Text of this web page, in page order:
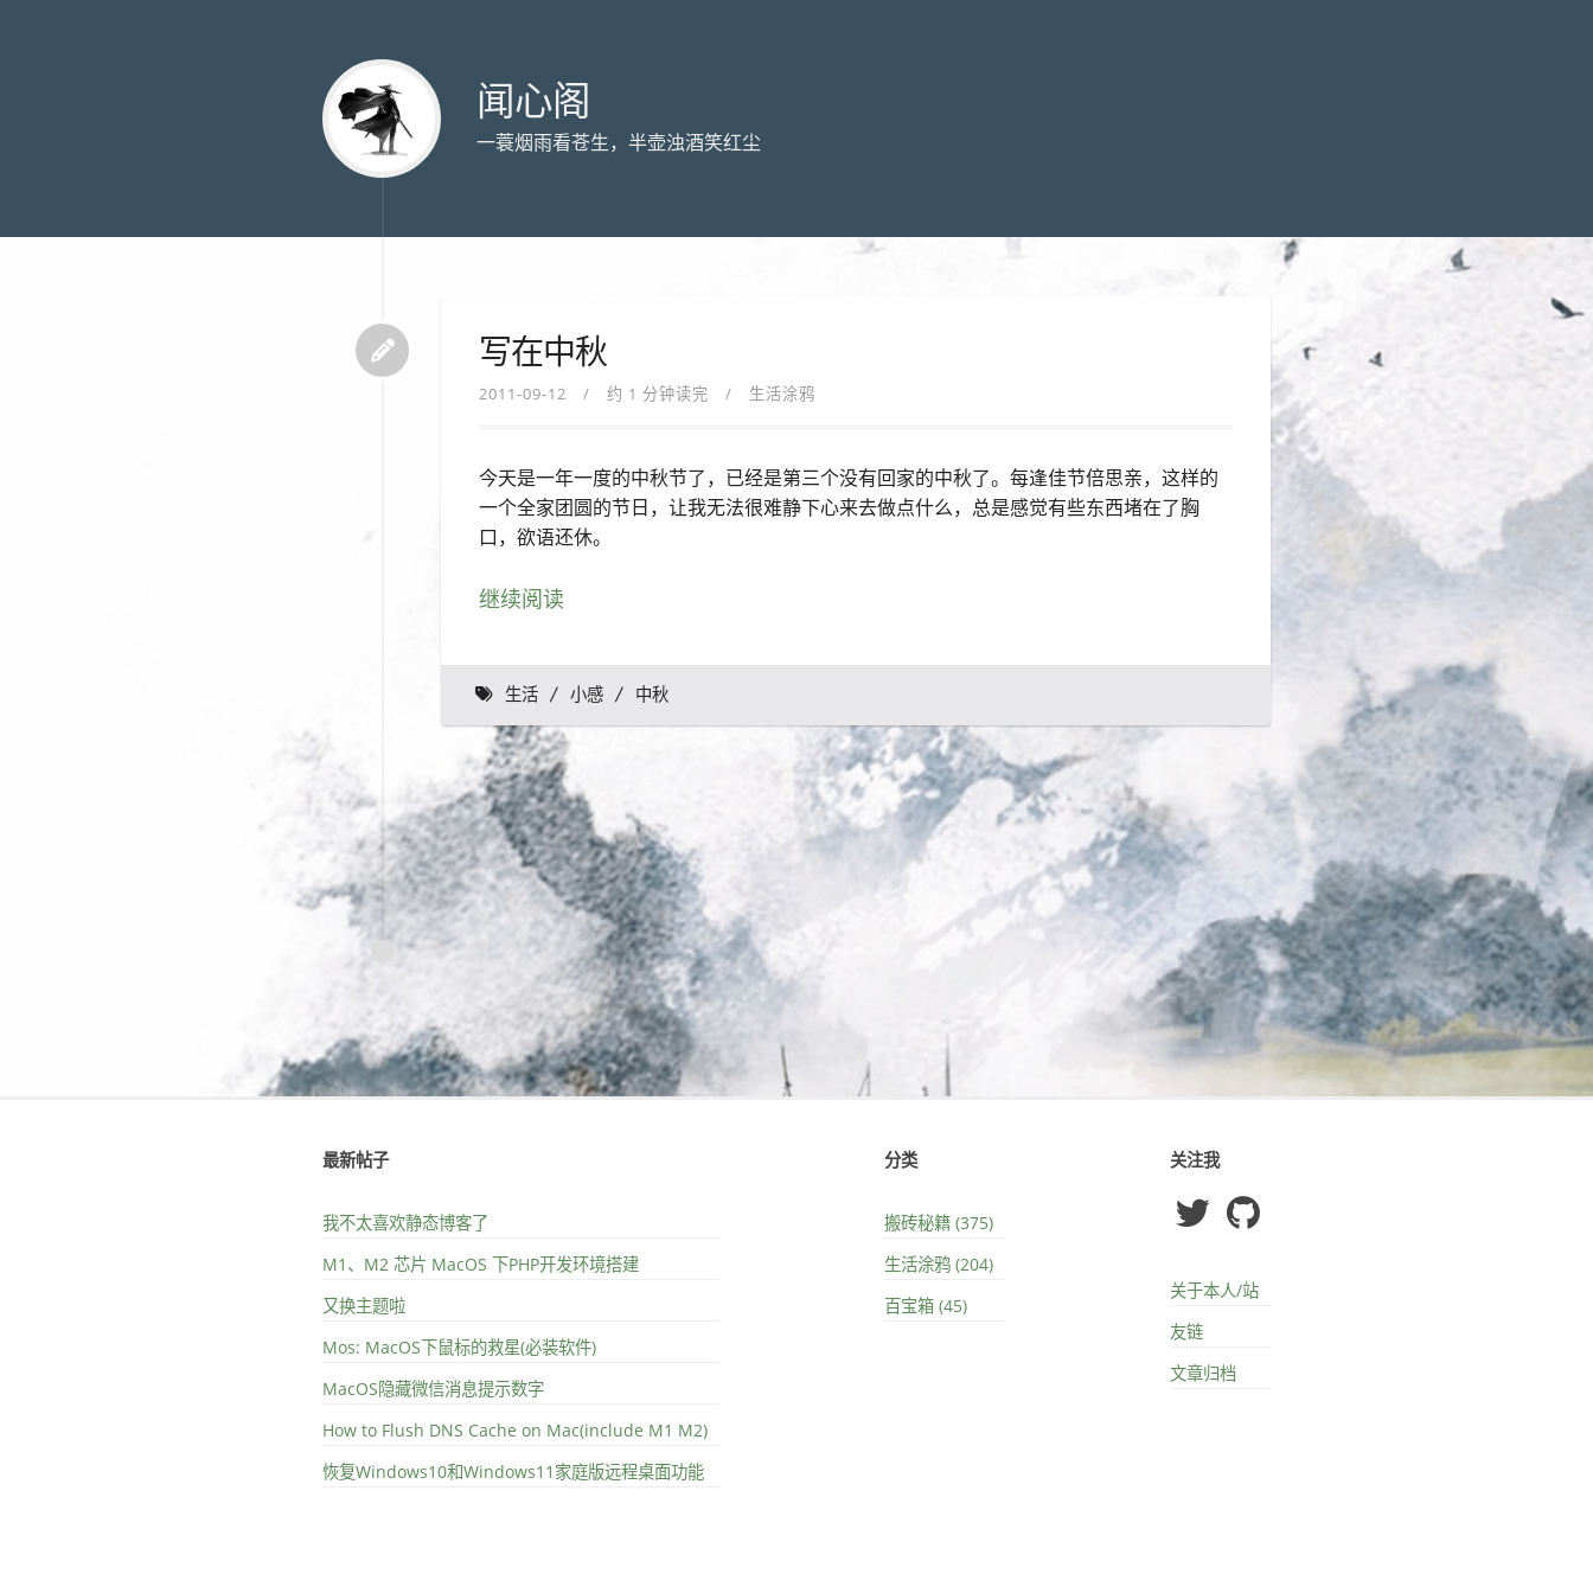
闻心阁
一蓑烟雨看苍生，半壶浊酒笑红尘
写在中秋
2011-09-12 约 1 分钟读完 生活涂鸦
今天是一年一度的中秋节了，已经是第三个没有回家的中秋了。每逢佳节倍思亲，这样的
一个全家团圆的节日，让我无法很难静下心来去做点什么，总是感觉有些东西堵在了胸
口，欲语还休。
继续阅读
生活 小感 中秋
最新帖子
我不太喜欢静态博客了
M1、M2 芯片 MacOS 下PHP开发环境搭建
又换主题啦
Mos: MacOS下鼠标的救星(必装软件)
MacOS隐藏微信消息提示数字
How to Flush DNS Cache on Mac(include M1 M2)
恢复Windows10和Windows11家庭版远程桌面功能
分类
搬砖秘籍 (375)
生活涂鸦 (204)
百宝箱 (45)
关注我
关于本人/站
友链
文章归档